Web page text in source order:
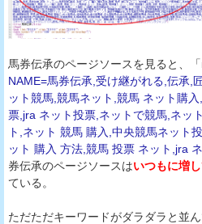
馬券伝承のページソースを見ると、
NAME=馬券伝承,受け継がれる,伝承,
ット競馬,競馬ネット,競馬 ネット購
票,jra ネット投票,ネットで競馬,ネッ
ト,ネット 競馬 購入,中央競馬ネット
ット 購入 方法,競馬 投票 ネット,jra
券伝承のページソースはいつもに増
ている。
ただただキーワードがダラダラと並